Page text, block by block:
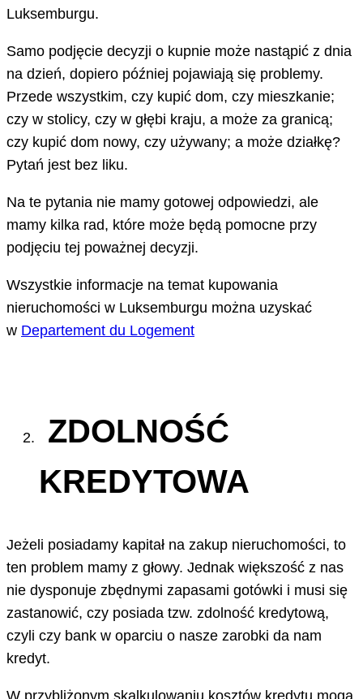
Luksemburgu.
Samo podjęcie decyzji o kupnie może nastąpić z dnia
na dzień, dopiero później pojawiają się problemy.
Przede wszystkim, czy kupić dom, czy mieszkanie;
czy w stolicy, czy w głębi kraju, a może za granicą;
czy kupić dom nowy, czy używany; a może działkę?
Pytań jest bez liku.
Na te pytania nie mamy gotowej odpowiedzi, ale
mamy kilka rad, które może będą pomocne przy
podjęciu tej poważnej decyzji.
Wszystkie informacje na temat kupowania
nieruchomości w Luksemburgu można uzyskać
w Departement du Logement
ZDOLNOŚĆ
KREDYTOWA
Jeżeli posiadamy kapitał na zakup nieruchomości, to
ten problem mamy z głowy. Jednak większość z nas
nie dysponuje zbędnymi zapasami gotówki i musi się
zastanowić, czy posiada tzw. zdolność kredytową,
czyli czy bank w oparciu o nasze zarobki da nam
kredyt.